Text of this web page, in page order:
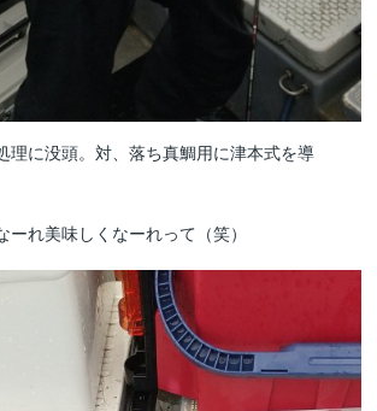
理に没頭。対、落ち真鯛用に津本式を導
ーれ美味しくなーれって（笑）